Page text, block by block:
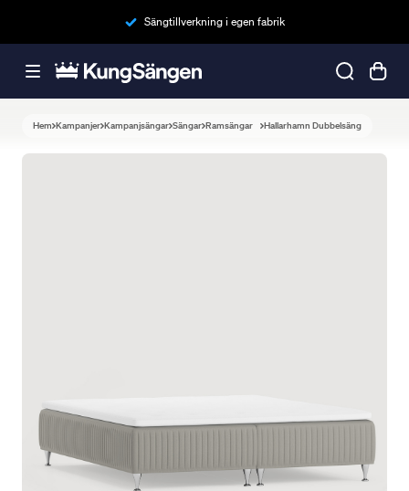
Sängtillverkning i egen fabrik
Hem Kampanjer Kampanjsängar Sängar Ramsängar Hallarhamn Dubbelsäng